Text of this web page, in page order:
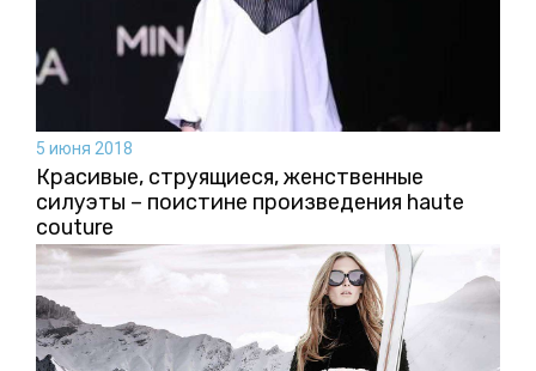
5 июня 2018
Красивые, струящиеся, женственные
силуэты – поистине произведения haute
couture